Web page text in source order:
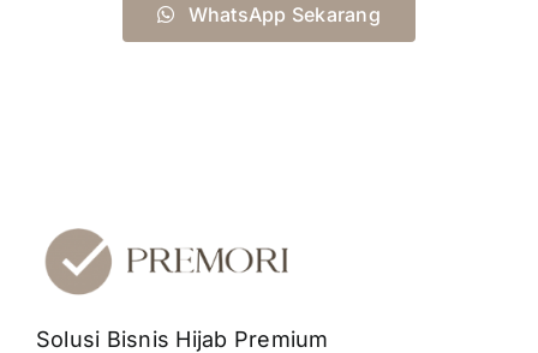
WhatsApp Sekarang
Solusi Bisnis Hijab Premium